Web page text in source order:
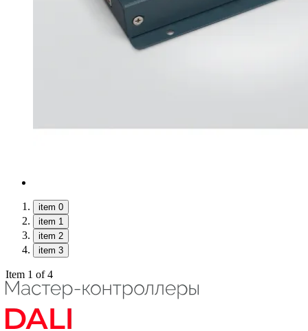
item 0
item 1
item 2
item 3
Item 1 of 4